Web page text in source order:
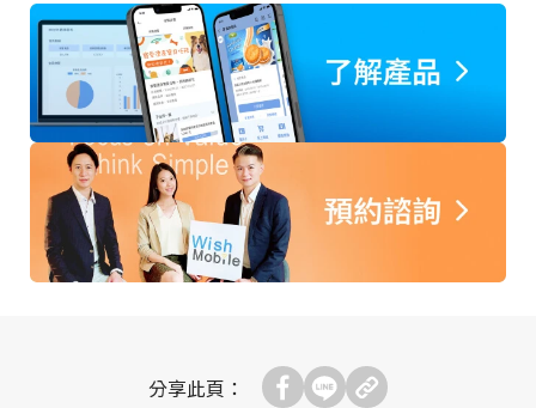
分享此頁：